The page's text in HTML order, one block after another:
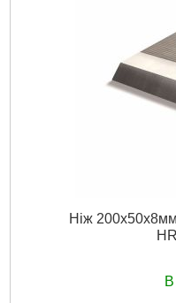
Ніж